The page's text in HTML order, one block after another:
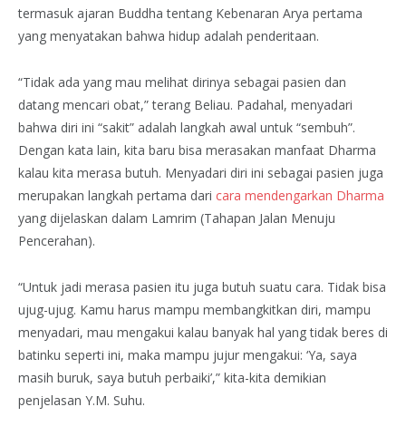
termasuk ajaran Buddha tentang Kebenaran Arya pertama
yang menyatakan bahwa hidup adalah penderitaan.
“Tidak ada yang mau melihat dirinya sebagai pasien dan
datang mencari obat,” terang Beliau. Padahal, menyadari
bahwa diri ini “sakit” adalah langkah awal untuk “sembuh”.
Dengan kata lain, kita baru bisa merasakan manfaat Dharma
kalau kita merasa butuh. Menyadari diri ini sebagai pasien juga
merupakan langkah pertama dari cara mendengarkan Dharma
yang dijelaskan dalam Lamrim (Tahapan Jalan Menuju
Pencerahan).
“Untuk jadi merasa pasien itu juga butuh suatu cara. Tidak bisa
ujug-ujug. Kamu harus mampu membangkitkan diri, mampu
menyadari, mau mengakui kalau banyak hal yang tidak beres di
batinku seperti ini, maka mampu jujur mengakui: ‘Ya, saya
masih buruk, saya butuh perbaiki’,” kita-kita demikian
penjelasan Y.M. Suhu.